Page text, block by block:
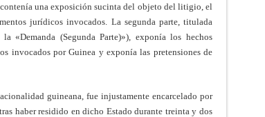
contenía una exposición sucinta del objeto del litigio, el
jurídicos invocados. La segunda parte, titulada
«Demanda (Segunda Parte)»), exponía los hechos
invocados por Guinea y exponía las pretensiones de
guineana, fue injustamente encarcelado por
haber residido en dicho Estado durante treinta y dos